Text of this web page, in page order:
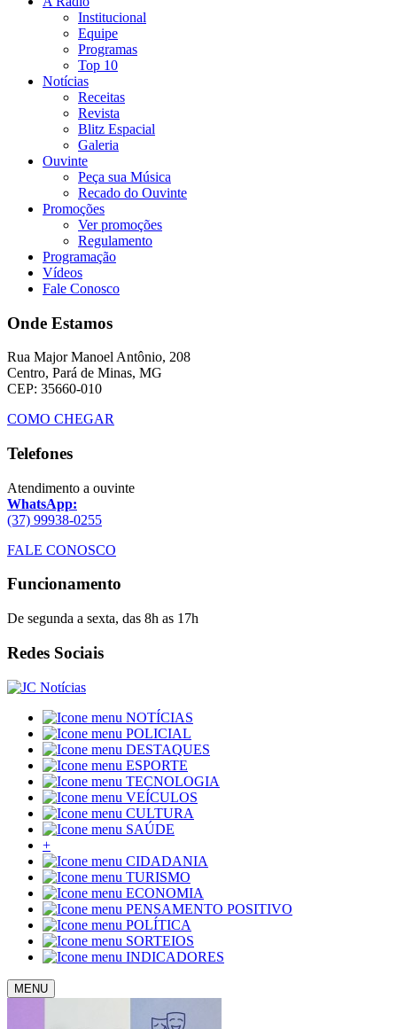
Institucional
Equipe
Programas
Top 10
Notícias
Receitas
Revista
Blitz Espacial
Galeria
Ouvinte
Peça sua Música
Recado do Ouvinte
Promoções
Ver promoções
Regulamento
Programação
Vídeos
Fale Conosco
Onde Estamos
Rua Major Manoel Antônio, 208
Centro, Pará de Minas, MG
CEP: 35660-010
COMO CHEGAR
Telefones
Atendimento a ouvinte
WhatsApp:
(37) 99938-0255
FALE CONOSCO
Funcionamento
De segunda a sexta, das 8h as 17h
Redes Sociais
NOTÍCIAS
POLICIAL
DESTAQUES
ESPORTE
TECNOLOGIA
VEÍCULOS
CULTURA
SAÚDE
+
CIDADANIA
TURISMO
ECONOMIA
PENSAMENTO POSITIVO
POLÍTICA
SORTEIOS
INDICADORES
MENU